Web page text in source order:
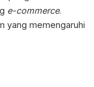
e-commerce.
yang memengaruhi